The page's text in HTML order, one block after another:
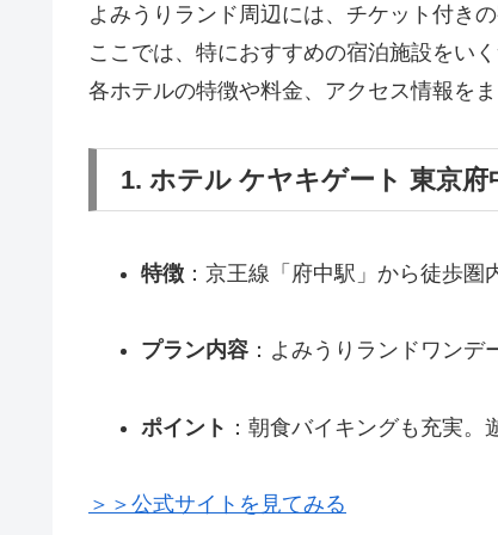
よみうりランド周辺には、チケット付き
ここでは、特におすすめの宿泊施設をいく
各ホテルの特徴や料金、アクセス情報を
1. ホテル ケヤキゲート 東京府
特徴：京王線「府中駅」から徒歩圏
プラン内容：よみうりランドワンデ
ポイント ：朝食バイキングも充実。
＞＞公式サイトを見てみる